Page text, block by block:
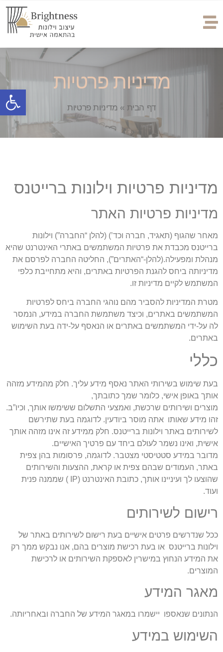
מדיניות פרטיות
דף הבית » מדיניות פרטיות
מדיניות פרטיות וילונות ברייטנס
מדיניות פרטיות האתר
מאחר שהגוף (תאגיד, חברה וכד’) (להלן “החברה”) וילונות
ברייטנס מכבדת את פרטיות המשתמשים באתרי האינטרנט שהיא
מנהלת ומפעילה.(להלן-“האתרים”), החליטה החברה לפרסם את
מדיניותה ביחס להגנת הפרטיות באתרים, והיא מתחייבת כלפי
המשתמש לקיים מדיניות זו.
מטרת המדיניות להסביר מהם נוהגי החברה ביחס לפרטיות
המשתמשים באתרים, וכיצד משתמשת החברה במידע, הנמסר
לה על-ידי המשתמשים באתרים או הנאסף על-ידה בעת השימוש
באתרים.
כללי
בעת שימוש בשירותי האתר נאסף מידע עליך. חלק מהמידע מזהה
אותך באופן אישי, כלומר שמך כתובתך,
מוצרים ושירותים שרכשת, ואמצעי התשלום ששימשו אותך, וכיו”ב.
זהו מידע שאותו אתה מוסר ביודעין. לדוגמה בעת שתירשם
לשירותים באתר וילונות ברייטנס. חלק ממידע זה אינו מזהה אותך
אישית, ואינו נשמר לעולם ביחד עם פרטיך האישיים.
מדובר במידע סטטיסטי מצטבר. לדוגמה, פרסומות בהן צפית
באתר, העמודים שבהם צפית או קראת, ההצעות והשירותים
שהוצעו לך ועיניינו אותך, כתובת האינטרנט (IP ) שממנה פנית
ועוד.
רישום לשירותים
ככל שנדרשים פרטים אישיים בעת רישום לשירותים באתר של
וילונות ברייטנס או בעת רכישת מוצרים בהם, אנו נבקש ממך רק
את המידע הנחוץ במישרין לאספקת השירותים או לרכישת
המוצרים.
מאגר המידע
הנתונים שנאספו יישמרו במאגר המידע של החברה ובאחריותה.
השימוש במידע